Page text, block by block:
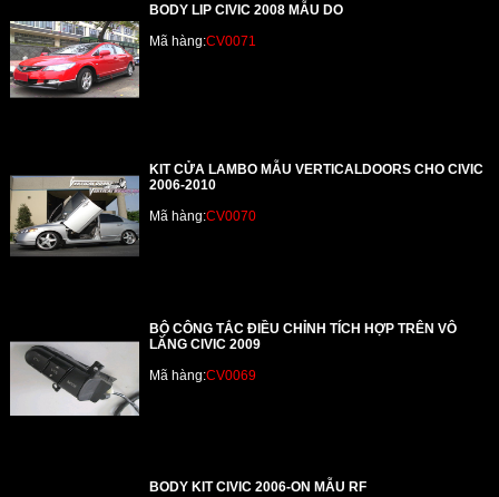
BODY LIP CIVIC 2008 MẪU DO
Mã hàng:CV0071
KIT CỬA LAMBO MẪU VERTICALDOORS CHO CIVIC
2006-2010
Mã hàng:CV0070
BỘ CÔNG TẮC ĐIỀU CHỈNH TÍCH HỢP TRÊN VÔ
LĂNG CIVIC 2009
Mã hàng:CV0069
BODY KIT CIVIC 2006-ON MẪU RF